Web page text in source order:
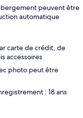
peuvent être
automatique
carte de crédit, de
accessoires
photo peut être
: 18 ans